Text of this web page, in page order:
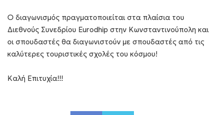
Ο διαγωνισμός πραγματοποιείται στα πλαίσια του
Διεθνούς Συνεδρίου Eurodhip στην Κωνσταντινούπολη και
οι σπουδαστές θα διαγωνιστούν με σπουδαστές από τις
καλύτερες τουριστικές σχολές του κόσμου!
Καλή Επιτυχία!!!